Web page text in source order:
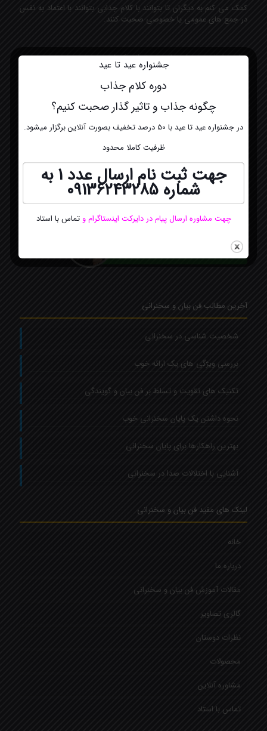
کمک می کنم به دیگران تا بتوانند با کلام جذابی بتوانند با اعتماد به نفس
در جمع های عمومی یا خصوصی صحبت کنند.
تماس با ما مدرس فن بیان و سخنرانی کرمان
Fatemeh.bahrami6093@gmail.com
ارتباط آنلاین با استاد فاطمه بهرامی
از طریق چت واتساپ
آخرین مطالب فن بیان و سخنرانی
شخصیت شناسی در سخنرانی
بررسی ویژگی های یک ارائه خوب
تکنیک های تقویت و تسلط بر فن بیان و گویندگی
نحوه داشتن یک پایان سخنرانی خوب
بهترین راهکارها برای پایان سخنرانی
آشنایی با اختلالات صدا در سخنرانی
لینک های مفید فن بیان و سخنرانی
خانه
درباره ما
مقالات آموزش فن بیان و سخنرانی
گالری تصاویر
نظرات دوستان
محصولات
مشاوره آنلاین
تماس با استاد
جشنواره عید تا عید
دوره کلام جذاب
چگونه جذاب و تاثیر گذار صحبت کنیم؟
در جشنواره عید تا عید با 50 درصد تخفیف بصورت آنلاین برگزار میشود.
ظرفیت کاملا محدود
جهت ثبت نام ارسال عدد 1 به
شماره 09136243285
چهت مشاوره ارسال پیام در دایرکت اینستاگراموتماس با استاد